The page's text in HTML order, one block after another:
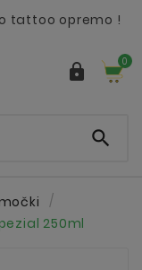
tattoo opremo !
 0

250ml